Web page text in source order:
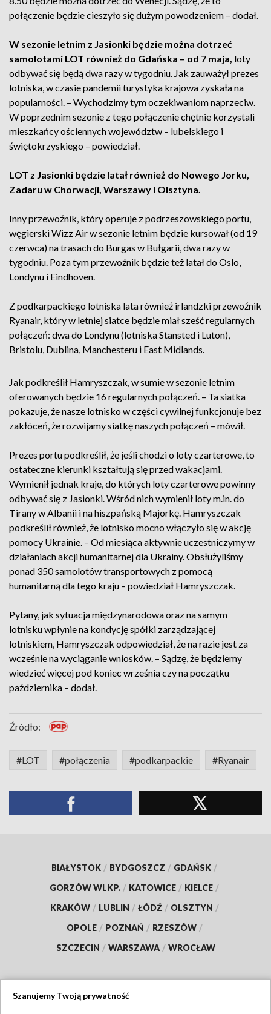
połączenie będzie cieszyło się dużym powodzeniem – dodał.
W sezonie letnim z Jasionki będzie można dotrzeć
samolotami LOT również do Gdańska – od 7 maja, loty
odbywać się będą dwa razy w tygodniu. Jak zauważył prezes
lotniska, w czasie pandemii turystyka krajowa zyskała na
popularności. – Wychodzimy tym oczekiwaniom naprzeciw.
W poprzednim sezonie z tego połączenie chętnie korzystali
mieszkańcy ościennych województw – lubelskiego i
świętokrzyskiego – powiedział.
LOT z Jasionki będzie latał również do Nowego Jorku,
Zadaru w Chorwacji, Warszawy i Olsztyna.
Inny przewoźnik, który operuje z podrzeszowskiego portu,
węgierski Wizz Air w sezonie letnim będzie kursował (od 19
czerwca) na trasach do Burgas w Bułgarii, dwa razy w
tygodniu. Poza tym przewoźnik będzie też latał do Oslo,
Londynu i Eindhoven.
Z podkarpackiego lotniska lata również irlandzki przewoźnik
Ryanair, który w letniej siatce będzie miał sześć regularnych
połączeń: dwa do Londynu (lotniska Stansted i Luton),
Bristolu, Dublina, Manchesteru i East Midlands.
Jak podkreślił Hamryszczak, w sumie w sezonie letnim
oferowanych będzie 16 regularnych połączeń. – Ta siatka
pokazuje, że nasze lotnisko w części cywilnej funkcjonuje bez
zakłóceń, że rozwijamy siatkę naszych połączeń – mówił.
Prezes portu podkreślił, że jeśli chodzi o loty czarterowe, to
ostateczne kierunki kształtują się przed wakacjami.
Wymienił jednak kraje, do których loty czarterowe powinny
odbywać się z Jasionki. Wśród nich wymienił loty m.in. do
Tirany w Albanii i na hiszpańską Majorkę. Hamryszczak
podkreślił również, że lotnisko mocno włączyło się w akcję
pomocy Ukrainie. – Od miesiąca aktywnie uczestniczymy w
działaniach akcji humanitarnej dla Ukrainy. Obsłużyliśmy
ponad 350 samolotów transportowych z pomocą
humanitarną dla tego kraju – powiedział Hamryszczak.
Pytany, jak sytuacja międzynarodowa oraz na samym
lotnisku wpłynie na kondycję spółki zarządzającej
lotniskiem, Hamryszczak odpowiedział, że na razie jest za
wcześnie na wyciąganie wniosków. – Sądzę, że będziemy
wiedzieć więcej pod koniec września czy na początku
października – dodał.
Źródło:
#LOT #połączenia #podkarpackie #Ryanair
BIAŁYSTOK / BYDGOSZCZ / GDAŃSK /
GORZÓW WLKP. / KATOWICE / KIELCE /
KRAKÓW / LUBLIN / ŁÓDŹ / OLSZTYN /
OPOLE / POZNAŃ / RZESZÓW /
SZCZECIN / WARSZAWA / WROCŁAW
Szanujemy Twoją prywatność